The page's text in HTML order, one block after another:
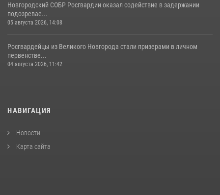
Новгородский СОБР Росгвардии оказал содействие в задержании
подозревае...
05 августа 2026, 14:08
Росгвардейцы из Великого Новгорода стали призерами в личном
первенстве...
04 августа 2026, 11:42
НАВИГАЦИЯ
Новости
Карта сайта